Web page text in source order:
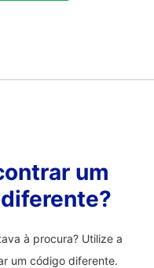
um
à procura? Utilize a
um código diferente.